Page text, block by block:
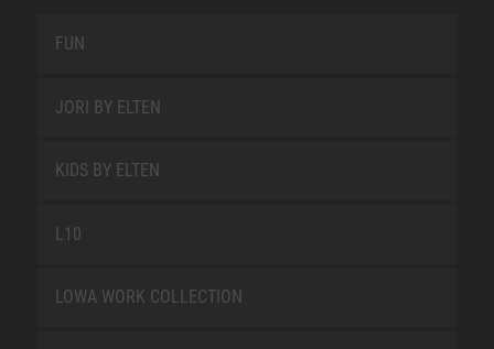
FUN
JORI BY ELTEN
KIDS BY ELTEN
L10
LOWA WORK COLLECTION